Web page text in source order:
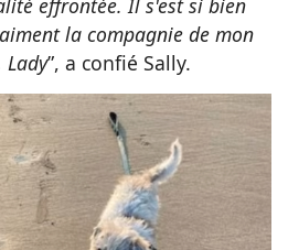
effrontée. Il s'est si bien
la compagnie de mon
”, a confié Sally.